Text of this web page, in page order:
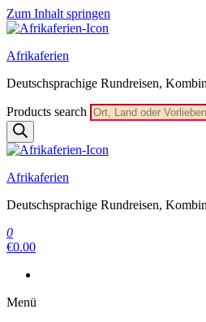
Zum Inhalt springen
Afrikaferien
Deutschsprachige Rundreisen,
Products search
Afrikaferien
Deutschsprachige Rundreisen,
0
€0.00
Menü